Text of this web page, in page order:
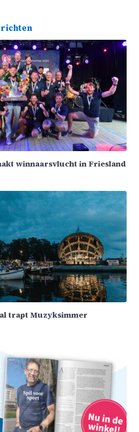
winnaarsvlucht in Friesland
trapt Muzyksimmer